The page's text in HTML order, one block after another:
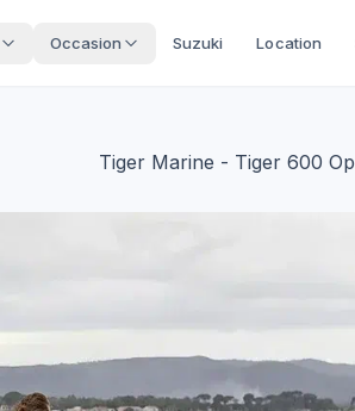
Occasion Suzuki Location
Tiger Marine - Tiger 600